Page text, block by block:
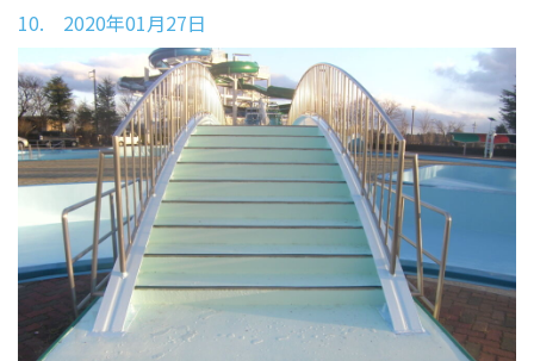
10. 2020年01月27日